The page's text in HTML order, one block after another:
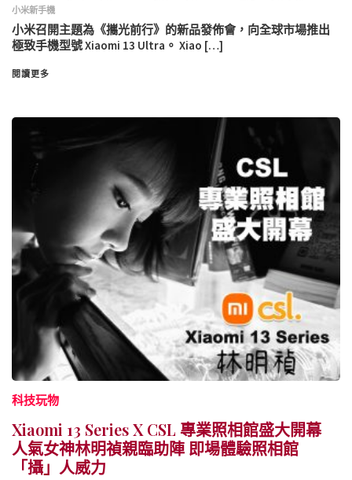
小米新手機
小米召開主題為《攜光前行》的新品發佈會，向全球市場推出
極致手機型號 Xiaomi 13 Ultra。 Xiao […]
閱讀更多
科技玩物
Xiaomi 13 Series X CSL 專業照相館盛大開幕
人氣女神林明禎親臨助陣 即場體驗照相館
「攝」人威力